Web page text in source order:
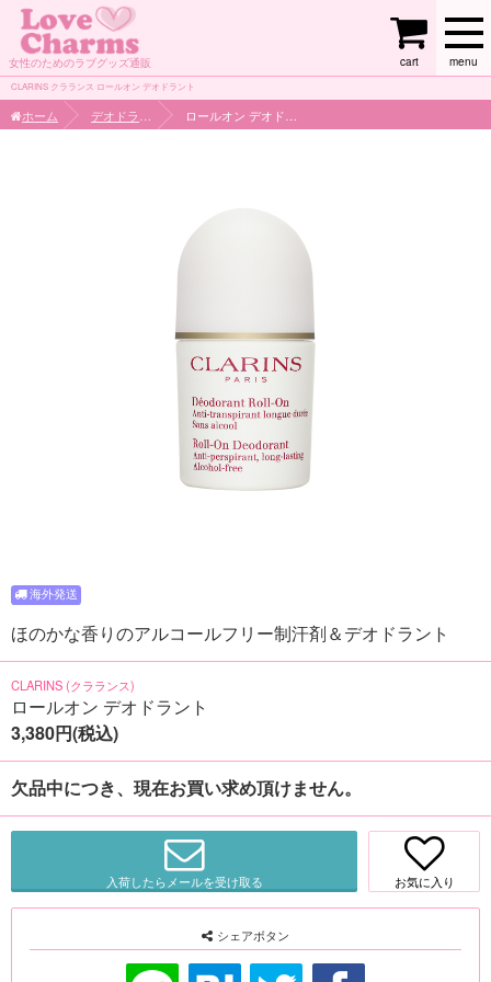
女性のためのラブグッズ通販 menu
cart
CLARINS クラランス ロールオン デオドラント
ホーム
ほのかな香りのアルコールフリー制汗剤＆デオドラント
CLARINS (クラランス)
ロールオン デオドラント
3,380円(税込)
欠品中につき、現在お買い求め頂けません。
入荷したらメールを受け取る お気に入り
シェアボタン